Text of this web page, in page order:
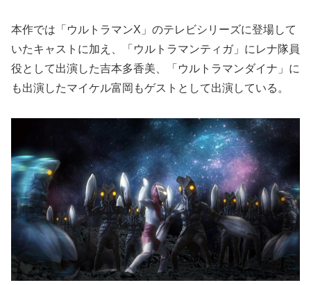
本作では「ウルトラマンX」のテレビシリーズに登場して
いたキャストに加え、「ウルトラマンティガ」にレナ隊員
役として出演した吉本多香美、「ウルトラマンダイナ」に
も出演したマイケル富岡もゲストとして出演している。